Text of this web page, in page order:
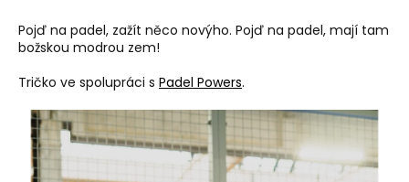
Pojď na padel, zažít něco novýho. Pojď na padel, mají tam
božskou modrou zem!
Tričko ve spolupráci s Padel Powers.